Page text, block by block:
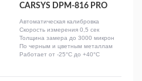
CARSYS DPM-816 PRO
Автоматическая калибровка
Скорость измерения 0,5 сек
Толщина замера до 3000 микрон
По черным и цветным металлам
Работает от -25°C до +40°C